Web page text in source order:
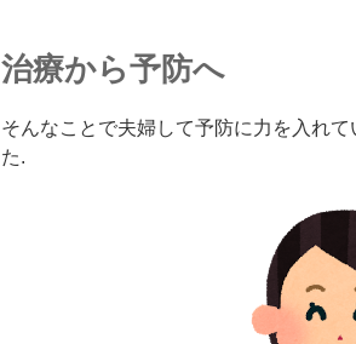
治療から予防へ
そんなことで夫婦して予防に力を入れて
た.